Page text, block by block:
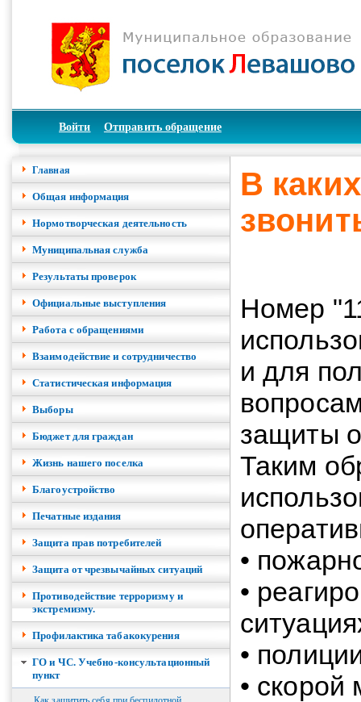
Войти Отправить обращение
Главная
Общая информация
Нормотворческая деятельность
Муниципальная служба
Результаты проверок
Официальные выступления
Работа с обращениями
Взаимодействие и сотрудничество
Cтатистическая информация
Выборы
Бюджет для граждан
Жизнь нашего поселка
Благоустройство
Печатные издания
Защита прав потребителей
Защита от чрезвычайных ситуаций
Противодействие терроризму и
экстремизму.
Профилактика табакокурения
ГО и ЧС. Учебно-консультационный
пункт
В
Номер
и для
защиты
Таким
•
•
•
•